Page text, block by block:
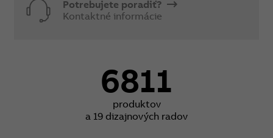
Potrebujete poradiť?
Kontaktné informácie
6811
produktov
a 19 dizajnových radov